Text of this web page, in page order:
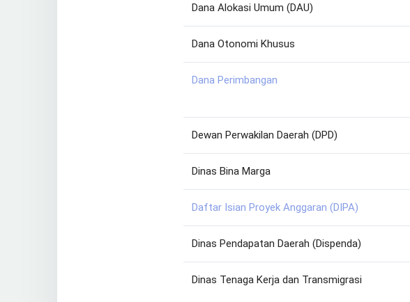
Dana Alokasi Umum (DAU)
Dana Otonomi Khusus
Dana Perimbangan
Dewan Perwakilan Daerah (DPD)
Dinas Bina Marga
Daftar Isian Proyek Anggaran (DIPA)
Dinas Pendapatan Daerah (Dispenda)
Dinas Tenaga Kerja dan Transmigrasi